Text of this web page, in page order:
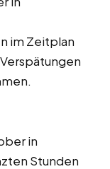
im Zeitplan
in
Stunden